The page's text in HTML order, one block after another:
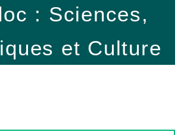
: Sciences,
et Culture